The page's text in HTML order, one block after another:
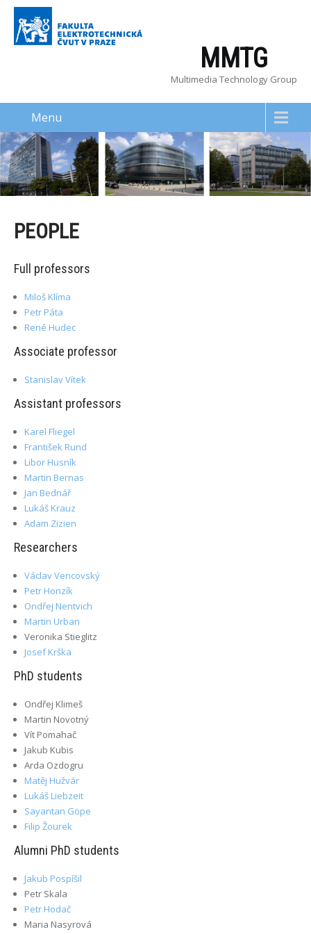
MMTG
Multimedia Technology Group
Menu
PEOPLE
Full professors
Miloš Klíma
Petr Páta
René Hudec
Associate professor
Stanislav Vítek
Assistant professors
Karel Fliegel
František Rund
Libor Husník
Martin Bernas
Jan Bednář
Lukáš Krauz
Adam Zizien
Researchers
Václav Vencovský
Petr Honzík
Ondřej Nentvich
Martin Urban
Veronika Stieglitz
Josef Krška
PhD students
Ondřej Klimeš
Martin Novotný
Vít Pomahač
Jakub Kubis
Arda Ozdogru
Matěj Hužvár
Lukáš Liebzeit
Sayantan Gope
Filip Žourek
Alumni PhD students
Jakub Pospíšil
Petr Skala
Petr Hodač
Maria Nasyrová